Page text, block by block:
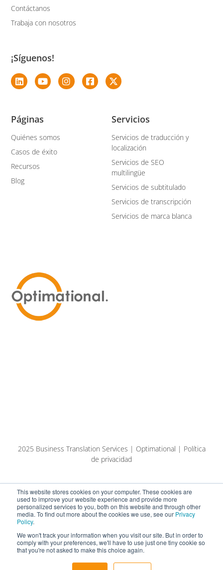
This website stores cookies on your computer. These cookies are
used to improve your website experience and provide more
personalized services to you, both on this website and through other
media. To find out more about the cookies we use, see our Privacy
Policy.
We won't track your information when you visit our site. But in order to
comply with your preferences, we'll have to use just one tiny cookie so
that you're not asked to make this choice again.
Servicios
Servicios de traducción y
localización
Servicios de SEO
multilingüe
Servicios de subtitulado
Servicios de transcripción
Servicios de marca blanca
Páginas
Quiénes somos
Casos de éxito
Recursos
Blog
Contáctanos
Trabaja con nosotros
¡Síguenos!
2025 Business Translation Services | Optimational | Política
de privacidad
Español Eesti keel (AI-tõlge)